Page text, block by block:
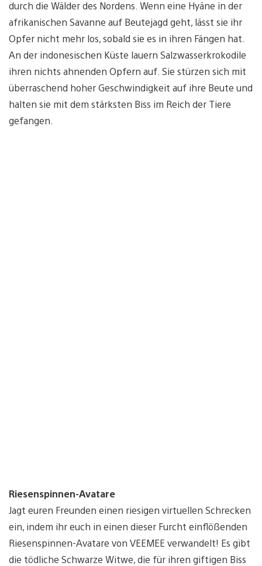
durch die Wälder des Nordens. Wenn eine Hyäne in der
afrikanischen Savanne auf Beutejagd geht, lässt sie ihr
Opfer nicht mehr los, sobald sie es in ihren Fängen hat.
An der indonesischen Küste lauern Salzwasserkrokodile
ihren nichts ahnenden Opfern auf. Sie stürzen sich mit
überraschend hoher Geschwindigkeit auf ihre Beute und
halten sie mit dem stärksten Biss im Reich der Tiere
gefangen.
Riesenspinnen-Avatare
Jagt euren Freunden einen riesigen virtuellen Schrecken
ein, indem ihr euch in einen dieser Furcht einflößenden
Riesenspinnen-Avatare von VEEMEE verwandelt! Es gibt
die tödliche Schwarze Witwe, die für ihren giftigen Biss